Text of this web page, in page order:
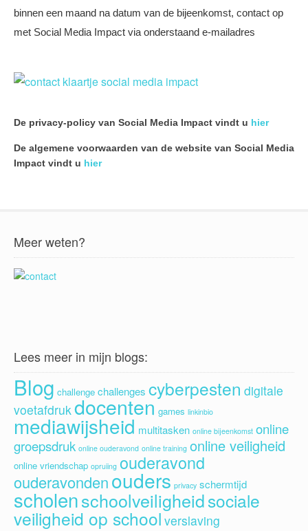
binnen een maand na datum van de bijeenkomst, contact op
met Social Media Impact via onderstaand e-mailadres
De privacy-policy van Social Media Impact vindt u hier
De algemene voorwaarden van de website van Social Media
Impact vindt u hier
Meer weten?
Lees meer in mijn blogs:
Blog challenge challenges cyberpesten digitale
voetafdruk docenten games linkinbio
mediawijsheid multitasken online bijeenkomst online
groepsdruk online ouderavond online training online veiligheid
online vriendschap opruiing ouderavond
ouderavondenouders privacy schermtijd
scholenschoolveiligheidsociale
veiligheid op school verslaving